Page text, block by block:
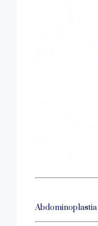
Abdominoplastia